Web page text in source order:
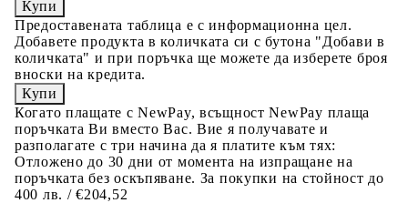
Предоставената таблица е с информационна цел.
Добавете продукта в количката си с бутона "Добави в
количката" и при поръчка ще можете да изберете броя
вноски на кредита.
Когато плащате с NewPay, всъщност NewPay плаща
поръчката Ви вместо Вас. Вие я получавате и
разполагате с три начина да я платите към тях:
Отложено до 30 дни от момента на изпращане на
поръчката без оскъпяване. За покупки на стойност до
400 лв. / €204,52